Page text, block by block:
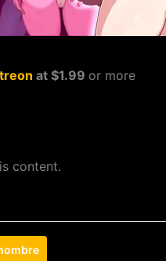
at $1.99 or more
content.